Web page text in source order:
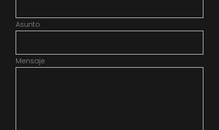
Asunto
Mensaje